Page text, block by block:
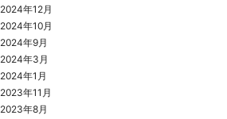
2024年12月
2024年10月
2024年9月
2024年3月
2024年1月
2023年11月
2023年8月